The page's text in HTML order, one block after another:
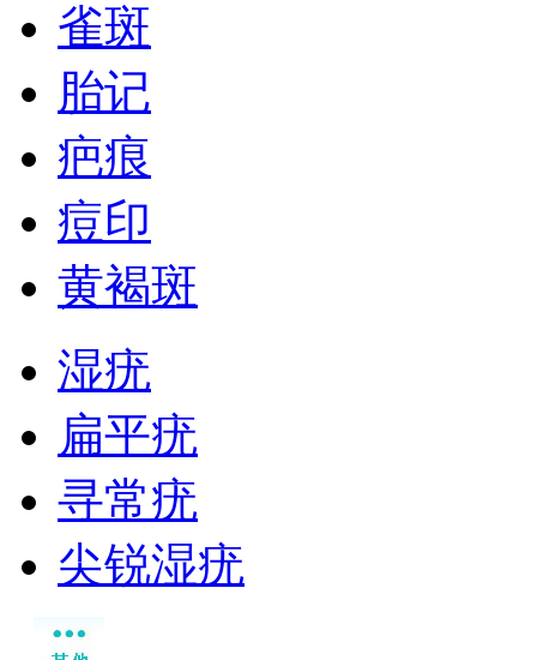
雀斑
胎记
疤痕
痘印
黄褐斑
湿疣
扁平疣
寻常疣
尖锐湿疣